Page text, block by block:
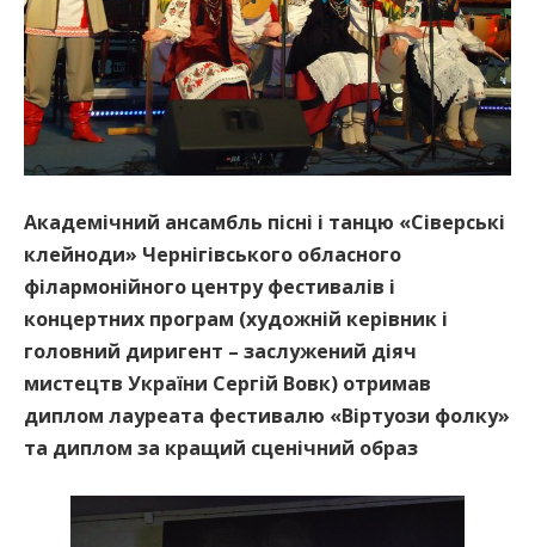
Академічний ансамбль пісні і танцю «Сіверські
клейноди» Чернігівського обласного
філармонійного центру фестивалів і
концертних програм (художній керівник і
головний диригент – заслужений діяч
мистецтв України Сергій Вовк) отримав
диплом лауреата фестивалю «Віртуози фолку»
та диплом за кращий сценічний образ